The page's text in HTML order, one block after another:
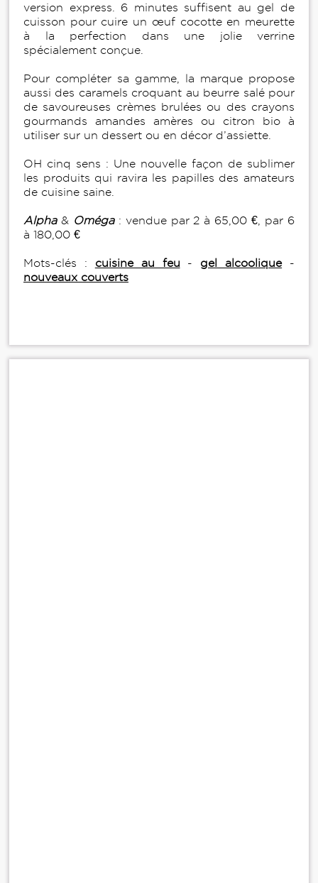
version express. 6 minutes suffisent au gel de
cuisson pour cuire un œuf cocotte en meurette
à la perfection dans une jolie verrine
spécialement conçue.
Pour compléter sa gamme, la marque propose
aussi des caramels croquant au beurre salé pour
de savoureuses crèmes brulées ou des crayons
gourmands amandes amères ou citron bio à
utiliser sur un dessert ou en décor d’assiette.
OH cinq sens : Une nouvelle façon de sublimer
les produits qui ravira les papilles des amateurs
de cuisine saine.
Alpha & Oméga: vendue par 2 à 65,00 €, par 6
à 180,00 €
Mots-clés : cuisine au feu - gel alcoolique-
nouveaux couverts